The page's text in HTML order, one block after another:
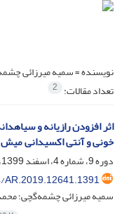
نویسنده =سمیه میرزائی
تعداد مقالات: 2
اثر افزودن رازیانه و
خونی و آنتی اکسیدانی
دوره 9، شماره 4، اسفند 1399، صفحه
AR.2019.12641.1391
سمیه میرزائی چشمه‌گچی؛